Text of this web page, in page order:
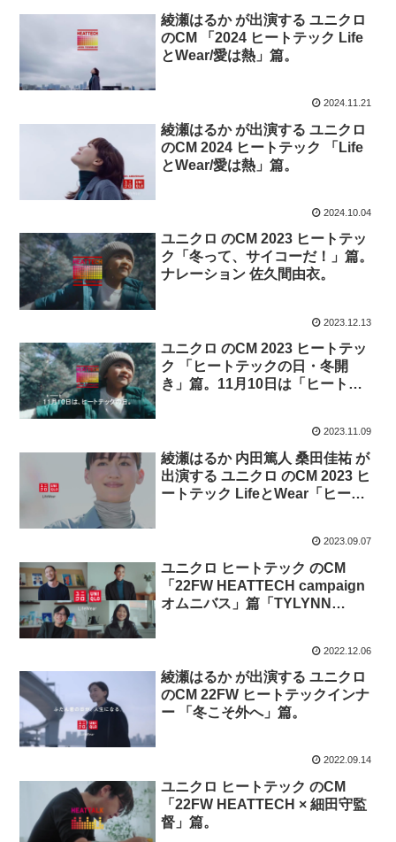
綾瀬はるか が出演する ユニクロ
のCM 「2024 ヒートテック Life
とWear/愛は熱」篇。
2024.11.21
綾瀬はるか が出演する ユニクロ
のCM 2024 ヒートテック 「Life
とWear/愛は熱」篇。
2024.10.04
ユニクロ のCM 2023 ヒートテッ
ク「冬って、サイコーだ！」篇。
ナレーション 佐久間由衣。
2023.12.13
ユニクロ のCM 2023 ヒートテッ
ク 「ヒートテックの日・冬開
き」篇。11月10日は「ヒートテ
2023.11.09
綾瀬はるか 内田篤人 桑田佳祐 が
出演する ユニクロ のCM 2023 ヒ
ートテック LifeとWear「ヒート
2023.09.07
ユニクロ ヒートテック のCM
「22FW HEATTECH campaign
オムニバス」篇「TYLYNN
2022.12.06
綾瀬はるか が出演する ユニクロ
のCM 22FW ヒートテックインナ
ー 「冬こそ外へ」篇。
2022.09.14
ユニクロ ヒートテック のCM
「22FW HEATTECH × 細田守監
督」篇。